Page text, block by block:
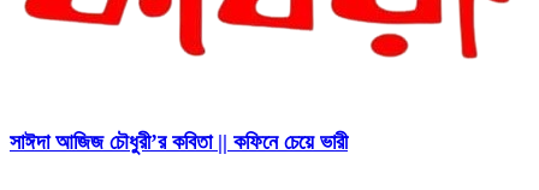
সাঈদা আজিজ চৌধুরী’র কবিতা || কফিনে চেয়ে ভারী